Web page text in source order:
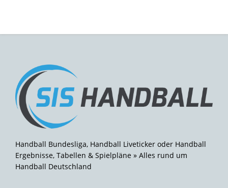
Handball Bundesliga, Handball Liveticker oder Handball
Ergebnisse, Tabellen & Spielpläne » Alles rund um
Handball Deutschland